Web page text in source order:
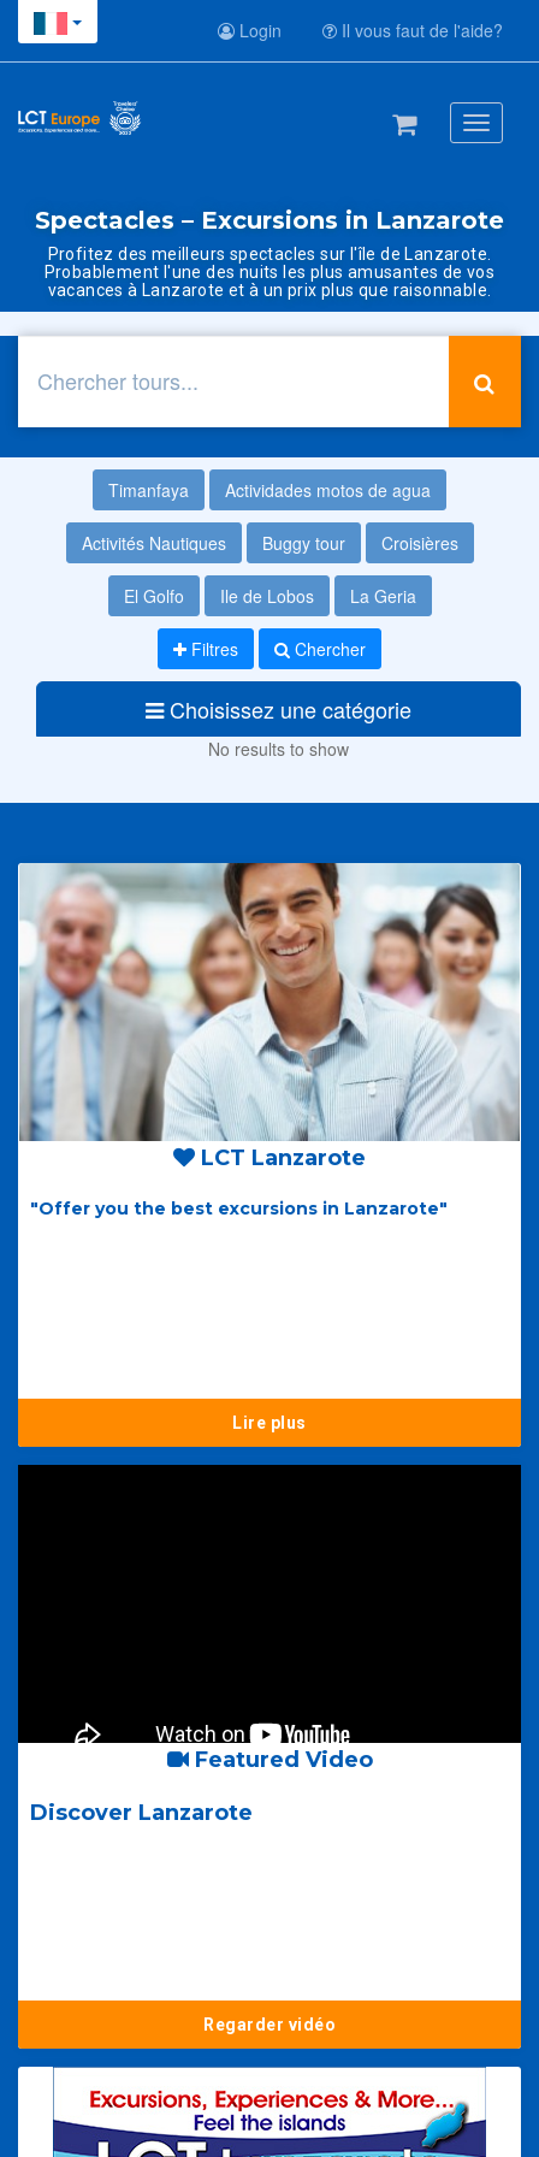
Login Il vous faut de l'aide?
Toggle
Spectacles – Excursions in Lanzarote
Profitez des meilleurs spectacles sur l'île de Lanzarote.
Probablement l'une des nuits les plus amusantes de vos
vacances à Lanzarote et à un prix plus que raisonnable.
Timanfaya Actividades motos de agua
Activités Nautiques Buggy tour Croisières
El Golfo Ile de Lobos La Geria
Filtres Chercher
Choisissez une catégorie
No results to show
LCT Lanzarote
"Offer you the best excursions in Lanzarote"
Lire plus
Featured Video
Discover Lanzarote
Regarder vidéo